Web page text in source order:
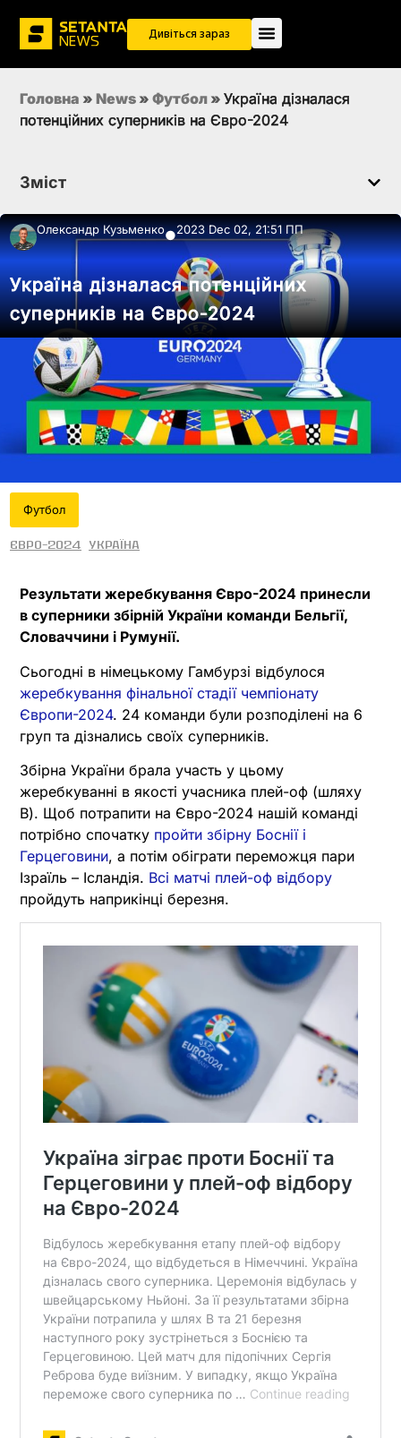
Дивіться зараз
Головна » News » Футбол » Україна дізналася
потенційних суперників на Євро-2024
Зміст
Олександр Кузьменко●2023 Dec 02, 21:51 ПП
Україна дізналася потенційних
суперників на Євро-2024
Футбол
Євро-2024 Україна
Результати жеребкування Євро-2024 принесли
в суперники збірній України команди Бельгії,
Словаччини і Румунії.
Сьогодні в німецькому Гамбурзі відбулося
жеребкування фінальної стадії чемпіонату
Європи-2024. 24 команди були розподілені на 6
груп та дізнались своїх суперників.
Збірна України брала участь у цьому
жеребкуванні в якості учасника плей-оф (шляху
В). Щоб потрапити на Євро-2024 нашій команді
потрібно спочатку пройти збірну Боснії і
Герцеговини, а потім обіграти переможця пари
Ізраїль – Ісландія. Всі матчі плей-оф відбору
пройдуть наприкінці березня.